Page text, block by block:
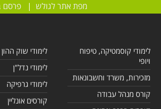
מפת אתר לגולש |פרסם
לימודי קוסמטיקה, טיפוח
ויופי
מזכירות, משרד וחשבונאות
קורס מנהל עבודה
לימודי שוק
לימודי נדל"ן
לימודי גרפיקה
קורסים אונליין